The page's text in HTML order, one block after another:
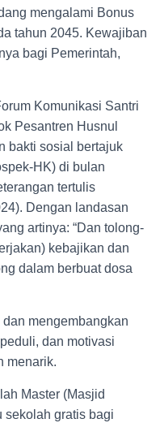
mengalami Bonus
tahun 2045. Kewajiban
bagi Pemerintah,
Komunikasi Santri
Pesantren Husnul
bakti sosial bertajuk
HK) di bulan
tertulis
Dengan landasan
artinya: “Dan tolong-
kebajikan dan
dalam berbuat dosa
mengembangkan
dan motivasi
menarik.
Master (Masjid
sekolah gratis bagi